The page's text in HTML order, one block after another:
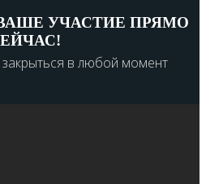
УЧАСТИЕ ПРЯМО
в любой момент